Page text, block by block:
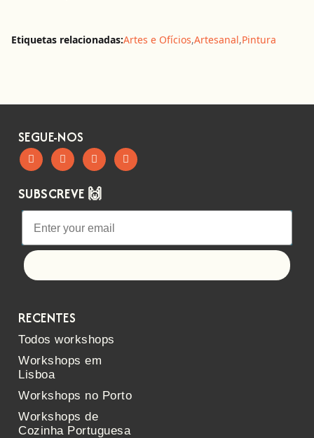
Etiquetas relacionadas:Artes e Ofícios,Artesanal,Pintura
SEGUE-NOS
SUBSCREVE 🙌
RECENTES
Todos workshops
Workshops em
Lisboa
Workshops no Porto
Workshops de
Cozinha Portuguesa